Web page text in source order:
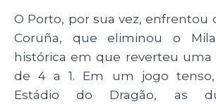
O Porto, por sua vez, enfrentou
Coruña, que eliminou o
histórica em que reverteu uma
de 4 a 1. Em um jogo tenso,
Estádio do Dragão, as